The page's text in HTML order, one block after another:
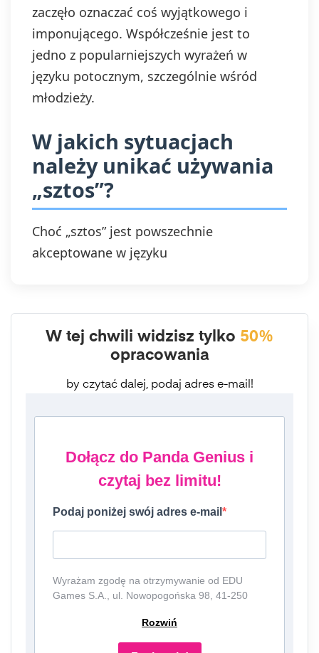
zaczęło oznaczać coś wyjątkowego i
imponującego. Współcześnie jest to
jedno z popularniejszych wyrażeń w
języku potocznym, szczególnie wśród
młodzieży.
W jakich sytuacjach
należy unikać używania
„sztos”?
Choć „sztos” jest powszechnie
akceptowane w języku
W tej chwili widzisz tylko 50%
opracowania
by czytać dalej, podaj adres e-mail!
Dołącz do Panda Genius i
czytaj bez limitu!
Podaj poniżej swój adres e-mail
Wyrażam zgodę na otrzymywanie od EDU
Games S.A., ul. Nowopogońska 98, 41-250
REGON: 387109330 (dalej jako
"Administrator") newslettera, czyli informacji o
Rozwiń